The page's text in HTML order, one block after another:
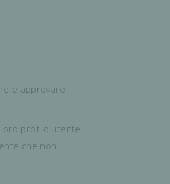
e approvare
profilo utente.
che non